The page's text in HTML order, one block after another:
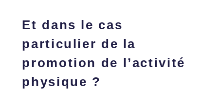
Et dans le cas
particulier de la
promotion de l’activité
physique ?